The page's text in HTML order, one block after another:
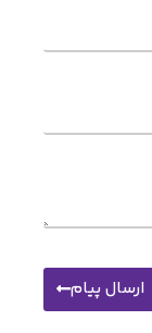
ارسال پیام